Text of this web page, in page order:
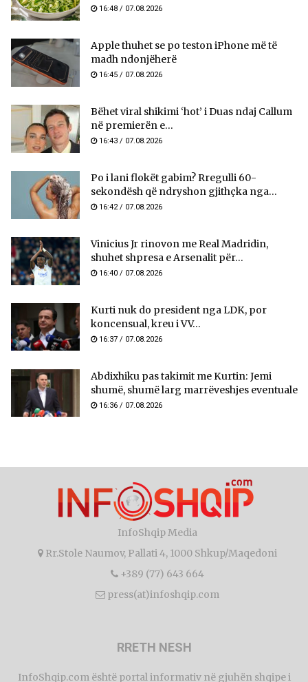
16:48 / 07.08.2026
Apple thuhet se po teston iPhone më të
madh ndonjëherë
16:45 / 07.08.2026
Bëhet viral shikimi ‘hot’ i Duas ndaj Callum
në premierën e...
16:43 / 07.08.2026
Po i lani flokët gabim? Rregulli 60-
sekondësh që ndryshon gjithçka nga...
16:42 / 07.08.2026
Vinicius Jr rinovon me Real Madridin,
shuhet shpresa e Arsenalit për...
16:40 / 07.08.2026
Kurti nuk do president nga LDK, por
koncensual, kreu i VV...
16:37 / 07.08.2026
Abdixhiku pas takimit me Kurtin: Jemi
shumë, shumë larg marrëveshjes eventuale
16:36 / 07.08.2026
InfoShqip Media
Rr.Stole Naumov, Pallati 4, 1000 Shkup/Maqedoni
+389 (77) 643 664
press(at)infoshqip.com
RRETH NESH
InfoShqip.com është portal informativ në gjuhën shqipe i